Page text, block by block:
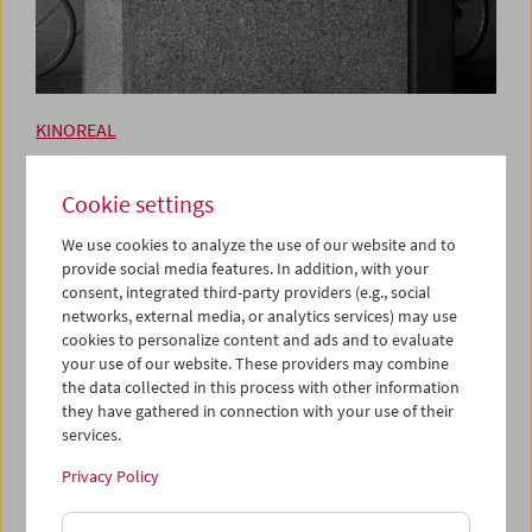
KINOREAL
Heimat ist ein Raum aus Zeit
Neuberger; Schnitt: Chris Wright. Deutschland/
Österreich, 2019, DCP, sw, 218 min. Deutsch mit engl. UT
Ein Familienfilm, der vom Wilhelminischen Deutschland
bis in die Gegenwart ragt. Eine Geschichtsstunde,
gemacht aus den Ruinen und den Monumenten privater
Leben. Eine Lektion in Montage, wo nichts Bebilderung
und schon gar nichts beliebig ist. Thomas Heises neuer
Generationen, zwei zentrale Städte (Wien und Berlin),
Cookie settings
We use cookies to analyze the use of our website and to
provide social media features. In addition, with your
consent, integrated third-party providers (e.g., social
networks, external media, or analytics services) may use
cookies to personalize content and ads and to evaluate
your use of our website. These providers may combine
the data collected in this process with other information
they have gathered in connection with your use of their
services.
Privacy Policy